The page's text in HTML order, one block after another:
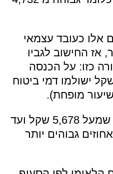
אלו כעובד עצמאי
אז החישוב לגביו
כזו: על הכנסה
של עד 5,678 שקל ישולמו דמי ביטוח
מופחת).
ועל ההכנסה החודשית שמעל 5,678 שקל ועד
אחוזים גבוהים יותר